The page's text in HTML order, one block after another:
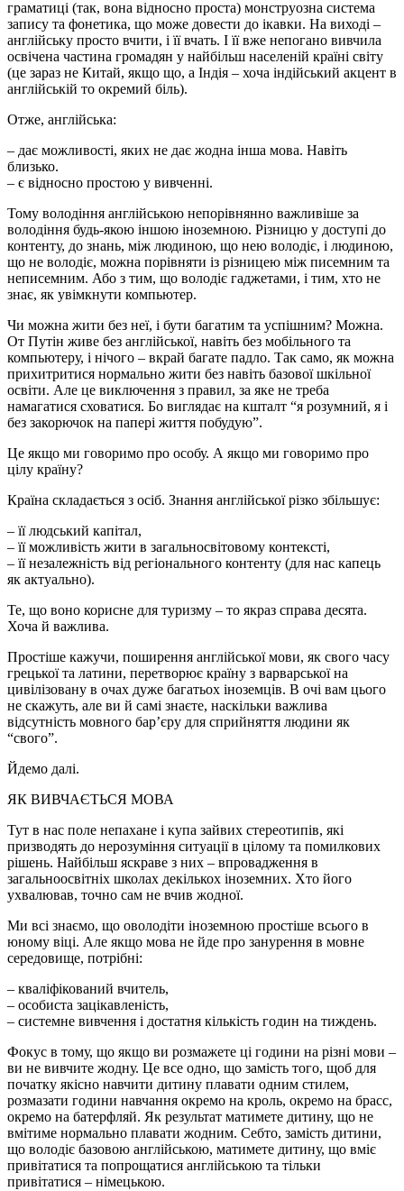
граматиці (так, вона відносно проста) монструозна система
запису та фонетика, що може довести до ікавки. На виході –
англійську просто вчити, і її вчать. І її вже непогано вивчила
освічена частина громадян у найбільш населеній країні світу
(це зараз не Китай, якщо що, а Індія – хоча індійський акцент в
англійській то окремий біль).
Отже, англійська:
– дає можливості, яких не дає жодна інша мова. Навіть
близько.
– є відносно простою у вивченні.
Тому володіння англійською непорівнянно важливіше за
володіння будь-якою іншою іноземною. Різницю у доступі до
контенту, до знань, між людиною, що нею володіє, і людиною,
що не володіє, можна порівняти із різницею між писемним та
неписемним. Або з тим, що володіє гаджетами, і тим, хто не
знає, як увімкнути компьютер.
Чи можна жити без неї, і бути багатим та успішним? Можна.
От Путін живе без англійської, навіть без мобільного та
компьютеру, і нічого – вкрай багате падло. Так само, як можна
прихитритися нормально жити без навіть базової шкільної
освіти. Але це виключення з правил, за яке не треба
намагатися сховатися. Бо виглядає на кшталт “я розумний, я і
без закорючок на папері життя побудую”.
Це якщо ми говоримо про особу. А якщо ми говоримо про
цілу країну?
Країна складається з осіб. Знання англійської різко збільшує:
– її людський капітал,
– її можливість жити в загальносвітовому контексті,
– її незалежність від регіонального контенту (для нас капець
як актуально).
Те, що воно корисне для туризму – то якраз справа десята.
Хоча й важлива.
Простіше кажучи, поширення англійської мови, як свого часу
грецької та латини, перетворює країну з варварської на
цивілізовану в очах дуже багатьох іноземців. В очі вам цього
не скажуть, але ви й самі знаєте, наскільки важлива
відсутність мовного бар’єру для сприйняття людини як
“свого”.
Йдемо далі.
ЯК ВИВЧАЄТЬСЯ МОВА
Тут в нас поле непахане і купа зайвих стереотипів, які
призводять до нерозуміння ситуації в цілому та помилкових
рішень. Найбільш яскраве з них – впровадження в
загальноосвітніх школах декількох іноземних. Хто його
ухвалював, точно сам не вчив жодної.
Ми всі знаємо, що оволодіти іноземною простіше всього в
юному віці. Але якщо мова не йде про занурення в мовне
середовище, потрібні:
– кваліфікований вчитель,
– особиста зацікавленість,
– системне вивчення і достатня кількість годин на тиждень.
Фокус в тому, що якщо ви розмажете ці години на різні мови –
ви не вивчите жодну. Це все одно, що замість того, щоб для
початку якісно навчити дитину плавати одним стилем,
розмазати години навчання окремо на кроль, окремо на брасс,
окремо на батерфляй. Як результат матимете дитину, що не
вмітиме нормально плавати жодним. Себто, замість дитини,
що володіє базовою англійською, матимете дитину, що вміє
привітатися та попрощатися англійською та тільки
привітатися – німецькою.